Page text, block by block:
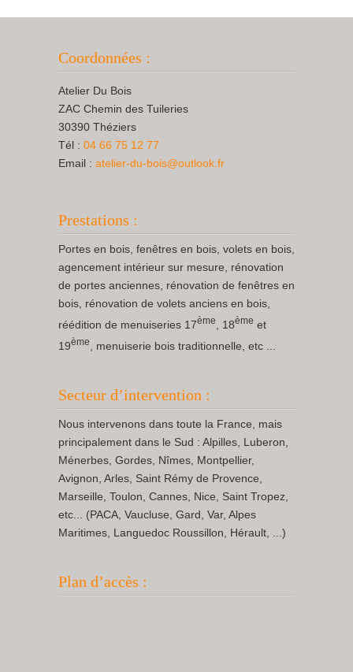
Coordonnées :
Atelier Du Bois
ZAC Chemin des Tuileries
30390 Théziers
Tél : 04 66 75 12 77
Email : atelier-du-bois@outlook.fr
Prestations :
Portes en bois, fenêtres en bois, volets en bois,
agencement intérieur sur mesure, rénovation
de portes anciennes, rénovation de fenêtres en
bois, rénovation de volets anciens en bois,
réédition de menuiseries 17ème , 18ème et
19ème , menuiserie bois traditionnelle, etc ...
Secteur d’intervention :
Nous intervenons dans toute la France, mais
principalement dans le Sud : Alpilles, Luberon,
Ménerbes, Gordes, Nîmes, Montpellier,
Avignon, Arles, Saint Rémy de Provence,
Marseille, Toulon, Cannes, Nice, Saint Tropez,
etc... (PACA, Vaucluse, Gard, Var, Alpes
Maritimes, Languedoc Roussillon, Hérault, ...)
Plan d’accès :